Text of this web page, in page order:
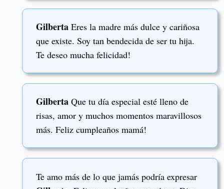
Gilberta Eres la madre más dulce y cariñosa
que existe. Soy tan bendecida de ser tu hija.
Te deseo mucha felicidad!
Gilberta Que tu día especial esté lleno de
risas, amor y muchos momentos maravillosos
más. Feliz cumpleaños mamá!
Te amo más de lo que jamás podría expresar